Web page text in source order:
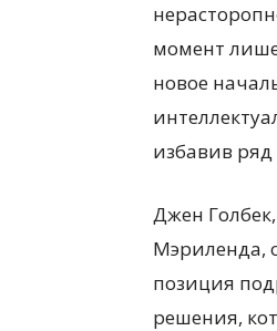
момент
новое
избавив
Джен
Мэриленда,
позиция
решения,